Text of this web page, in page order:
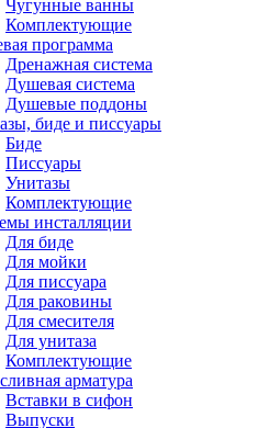
Чугунные ванны
Комплектующие
программа
Дренажная система
Душевая система
Душевые поддоны
биде и писсуары
Биде
Писсуары
Унитазы
Комплектующие
инсталляции
Для биде
Для мойки
Для писсуара
Для раковины
Для смесителя
Для унитаза
Комплектующие
арматура
Вставки в сифон
Выпуски